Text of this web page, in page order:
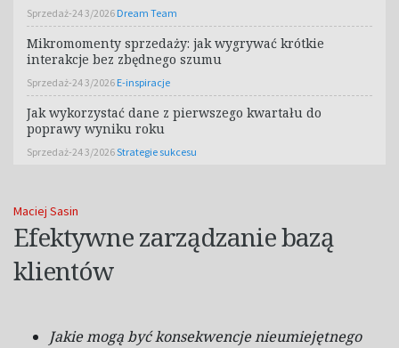
Maciej Sasin
Efektywne zarządzanie bazą
klientów
Jakie mogą być konsekwencje nieumiejętnego
Sprzedaż-24 3/2026 Dream Team
Mikromomenty sprzedaży: jak wygrywać krótkie
interakcje bez zbędnego szumu
Sprzedaż-24 3/2026 E-inspiracje
Jak wykorzystać dane z pierwszego kwartału do
poprawy wyniku roku
Sprzedaż-24 3/2026Strategie sukcesu